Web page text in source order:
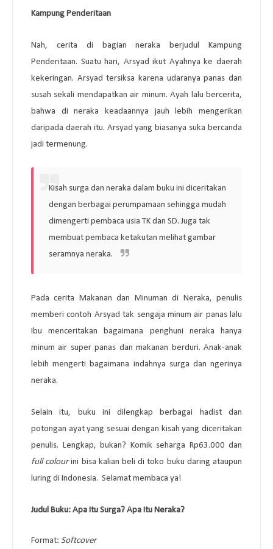
Kampung Penderitaan
Nah, cerita di bagian neraka berjudul Kampung
Penderitaan. Suatu hari, Arsyad ikut Ayahnya ke daerah
kekeringan. Arsyad tersiksa karena udaranya panas dan
susah sekali mendapatkan air minum. Ayah lalu bercerita,
bahwa di neraka keadaannya jauh lebih mengerikan
daripada daerah itu. Arsyad yang biasanya suka bercanda
jadi termenung.
Kisah surga dan neraka dalam buku ini diceritakan
dengan berbagai perumpamaan sehingga mudah
dimengerti pembaca usia TK dan SD. Juga tak
membuat pembaca ketakutan melihat gambar
seramnya neraka.
Pada cerita Makanan dan Minuman di Neraka, penulis
memberi contoh Arsyad tak sengaja minum air panas lalu
Ibu menceritakan bagaimana penghuni neraka hanya
minum air super panas dan makanan berduri. Anak-anak
lebih mengerti bagaimana indahnya surga dan ngerinya
neraka.
Selain itu, buku ini dilengkap berbagai hadist dan
potongan ayat yang sesuai dengan kisah yang diceritakan
penulis. Lengkap, bukan? Komik seharga Rp63.000 dan
full colourini bisa kalian beli di toko buku daring ataupun
luring di Indonesia. Selamat membaca ya!
Judul Buku: Apa Itu Surga? Apa Itu Neraka?
Format: Softcover